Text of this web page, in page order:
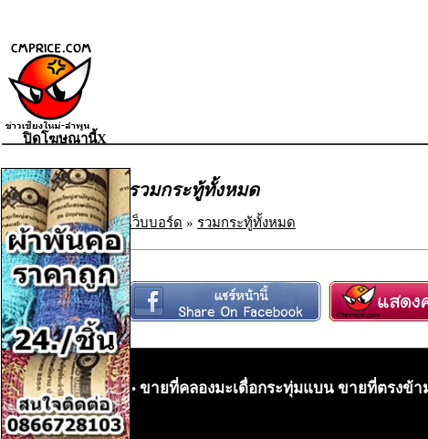
รวมกระทู้ทั้งหมด
เว็บบอร์ด » รวมกระทู้ทั้งหมด
• ขายที่คลองมะเดื่อกระทุ่มแบน ขายที่ตรงข้
ปิดโฆษณานี้X